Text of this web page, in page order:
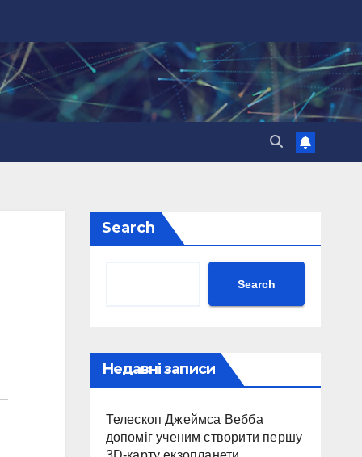
Search
Search
Недавні записи
Телескоп Джеймса Вебба
допоміг ученим створити першу